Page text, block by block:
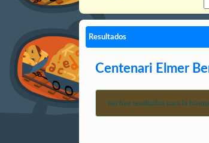
Resultados
Centenari Elmer
No hay resultados para la